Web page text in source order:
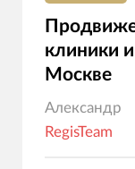
клиники
Москве
Александр
RegisTeam